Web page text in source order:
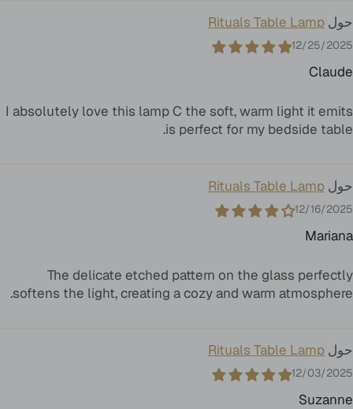
Rituals Table Lamp
12/25/2025
Claude
I absolutely love this lamp C the soft, warm light it emits
is perfect for my bedside table.
Rituals Table Lamp
12/16/2025
Mariana
The delicate etched pattern on the glass perfectly
softens the light, creating a cozy and warm atmosphere.
Rituals Table Lamp
12/03/2025
Suzanne